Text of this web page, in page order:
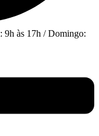
9h às 17h / Domingo: